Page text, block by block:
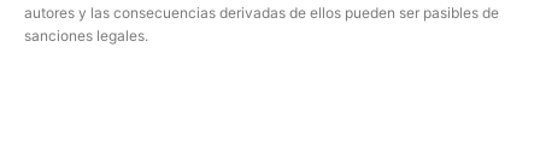
autores y las consecuencias derivadas de ellos pueden ser pasibles de
sanciones legales.